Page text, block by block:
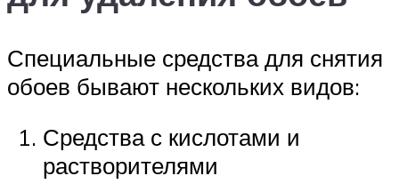
Специальные средства для снятия
обоев бывают нескольких видов:
Средства с кислотами и
растворителями